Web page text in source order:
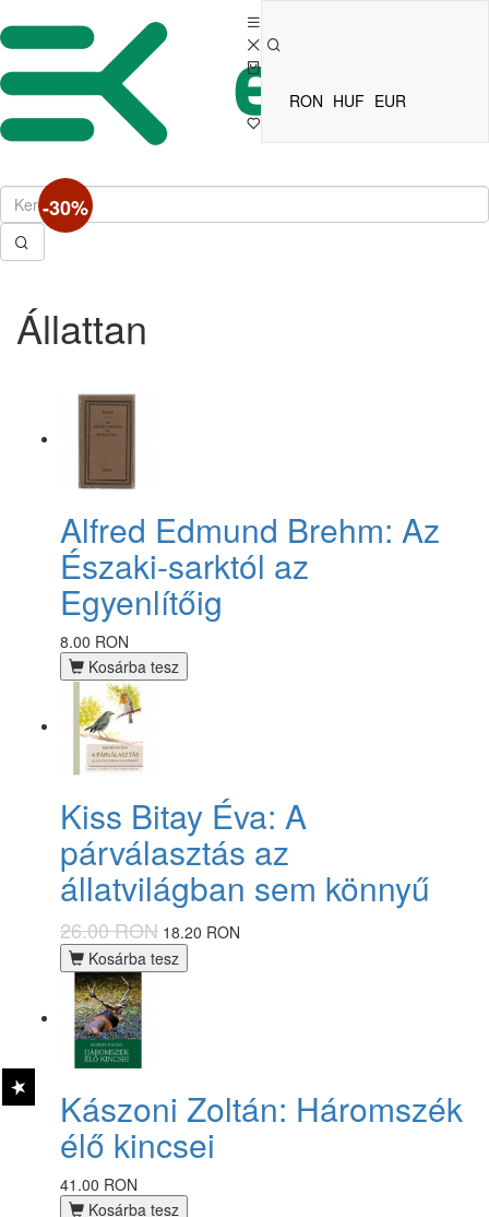
RON HUF EUR
Állattan
Alfred Edmund Brehm: Az
Északi-sarktól az
Egyenlítőig
8.00 RON
Kosárba tesz
Kiss Bitay Éva: A
párválasztás az
állatvilágban sem könnyű
26.00 RON 18.20 RON
Kosárba tesz
-30%
Kászoni Zoltán: Háromszék
élő kincsei
41.00 RON
Kosárba tesz